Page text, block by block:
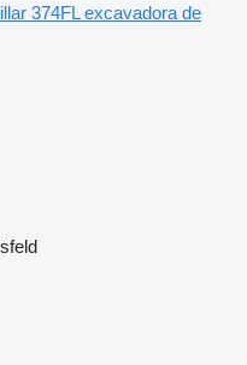
374FL excavadora de